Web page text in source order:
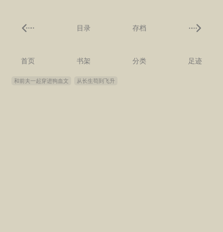
目录 存档
首页 书架 分类 足迹
和前夫一起穿进狗血文 从长生苟到飞升